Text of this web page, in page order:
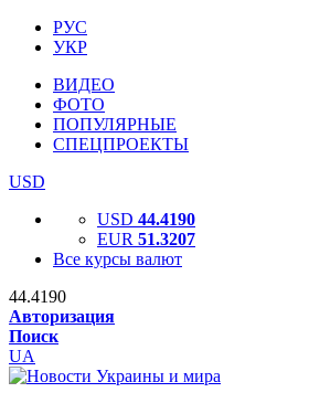
РУС
УКР
ВИДЕО
ФОТО
ПОПУЛЯРНЫЕ
СПЕЦПРОЕКТЫ
USD
USD 44.4190
EUR 51.3207
Все курсы валют
44.4190
Авторизация
Поиск
UA